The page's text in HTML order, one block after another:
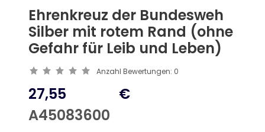
Ehrenkreuz der Bundesweh
Silber mit rotem Rand (ohne
Gefahr für Leib und Leben)
Anzahl Bewertungen: 0
27,55
A45083600
€